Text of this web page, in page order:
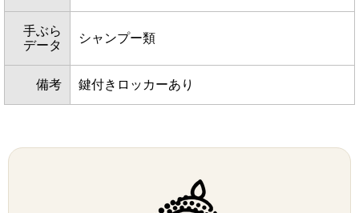
手ぶら
データ
シャンプー類
備考 鍵付きロッカーあり